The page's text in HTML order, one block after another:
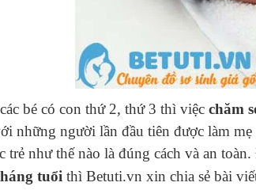
bé có con thứ 2, thứ 3 thì việc chăm
những người lần đầu tiên được làm
trẻ như thế nào là đúng cách và an
tuổi thì Betuti.vn xin chia sẻ bài